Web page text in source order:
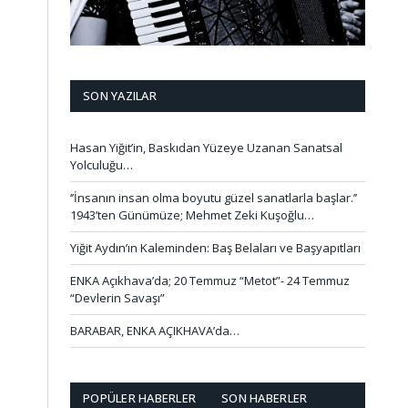
SON YAZILAR
Hasan Yiğit’in, Baskıdan Yüzeye Uzanan Sanatsal
Yolculuğu…
‘’İnsanın insan olma boyutu güzel sanatlarla başlar.’’
1943’ten Günümüze; Mehmet Zeki Kuşoğlu…
Yiğit Aydın’ın Kaleminden: Baş Belaları ve Başyapıtları
ENKA Açıkhava’da; 20 Temmuz “Metot”- 24 Temmuz
“Devlerin Savaşı”
BARABAR, ENKA AÇIKHAVA’da…
POPÜLER HABERLER SON HABERLER